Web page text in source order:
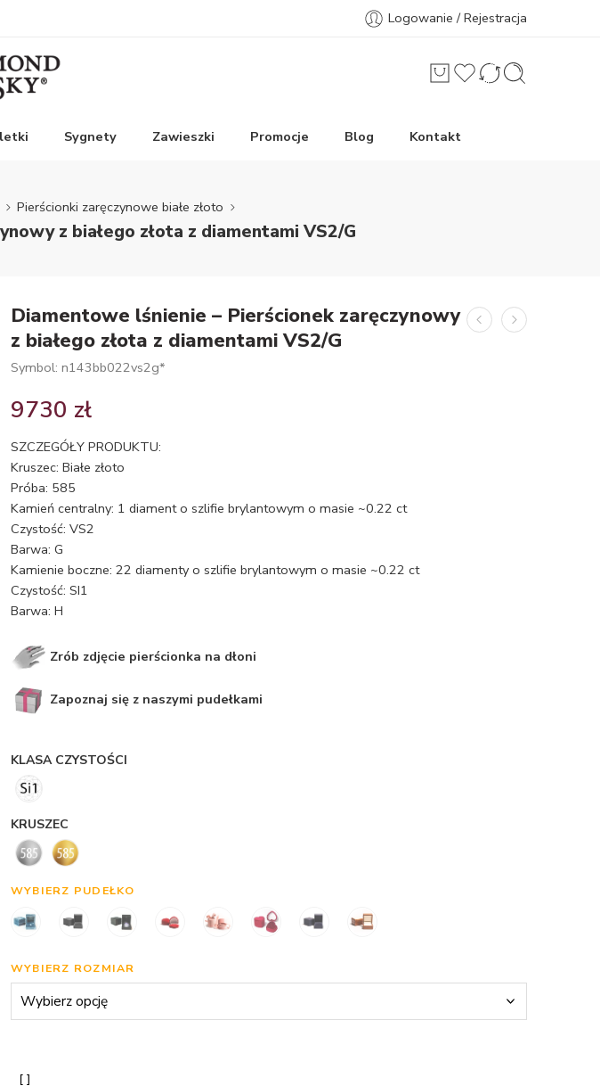
Logowanie / Rejestracja
Sygnety Zawieszki Promocje Blog Kontakt
Pierścionki zaręczynowe białe złoto
z białego złota z diamentami VS2/G
Diamentowe lśnienie – Pierścionek zaręczynowy
z białego złota z diamentami VS2/G
Symbol: n143bb022vs2g*
9730 zł
SZCZEGÓŁY PRODUKTU:
Kruszec: Białe złoto
Próba: 585
Kamień centralny: 1 diament o szlifie brylantowym o masie ~0.22 ct
Czystość: VS2
Barwa: G
Kamienie boczne: 22 diamenty o szlifie brylantowym o masie ~0.22 ct
Czystość: SI1
Barwa: H
Zrób zdjęcie pierścionka na dłoni
Zapoznaj się z naszymi pudełkami
KLASA CZYSTOŚCI
KRUSZEC
WYBIERZ PUDEŁKO
WYBIERZ ROZMIAR